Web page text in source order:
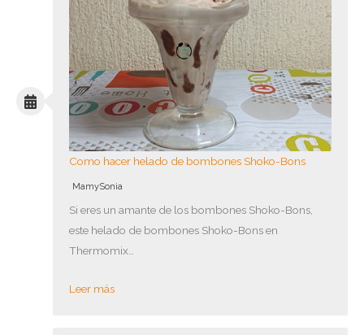
Como hacer helado de bombones Shoko-Bons
MamySonia
Si eres un amante de los bombones Shoko-Bons,
este helado de bombones Shoko-Bons en
Thermomix…
Leer más